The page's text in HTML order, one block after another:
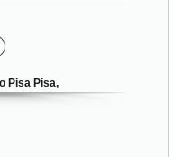
Pisa Pisa,